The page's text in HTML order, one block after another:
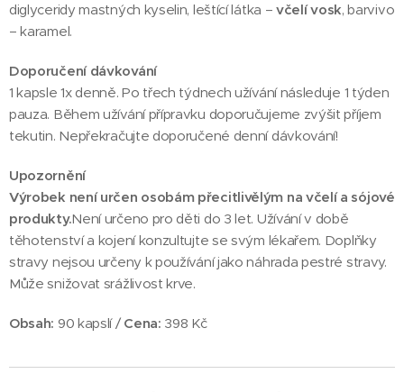
diglyceridy mastných kyselin, leštící látka –včelí vosk, barvivo
– karamel.
Doporučení dávkování
1 kapsle 1x denně. Po třech týdnech užívání následuje 1 týden
pauza. Během užívání přípravku doporučujeme zvýšit příjem
tekutin. Nepřekračujte doporučené denní dávkování!
Upozornění
Výrobek není určen osobám přecitlivělým na včelí a sójové
produkty.Není určeno pro děti do 3 let. Užívání v době
těhotenství a kojení konzultujte se svým lékařem. Doplňky
stravy nejsou určeny k používání jako náhrada pestré stravy.
Může snižovat srážlivost krve.
Obsah: 90 kapslí / Cena: 398 Kč